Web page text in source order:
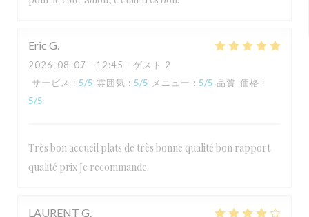
Eric G
2026-08-07 - 12:45 - ゲスト 2
サービス : 5/5 雰囲気 : 5/5 メニュー : 5/5 品質-価格 :
5/5
Très bon accueil plats de très bonne qualité bon rapport
qualité prix Je recommande
LAURENT G